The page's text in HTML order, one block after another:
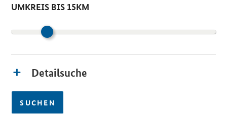
UMKREIS BIS 15KM
Detailsuche
SUCHEN